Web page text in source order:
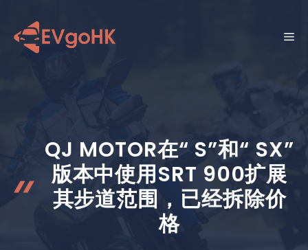
菜
QJ MOTOR在“ S”和“ SX”
版本中使用SRT 900扩展
其步道范围，已经拆除价
格